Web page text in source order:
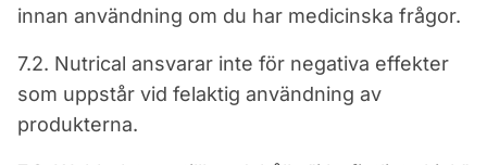
innan användning om du har medicinska frågor.
7.2. Nutrical ansvarar inte för negativa effekter
som uppstår vid felaktig användning av
produkterna.